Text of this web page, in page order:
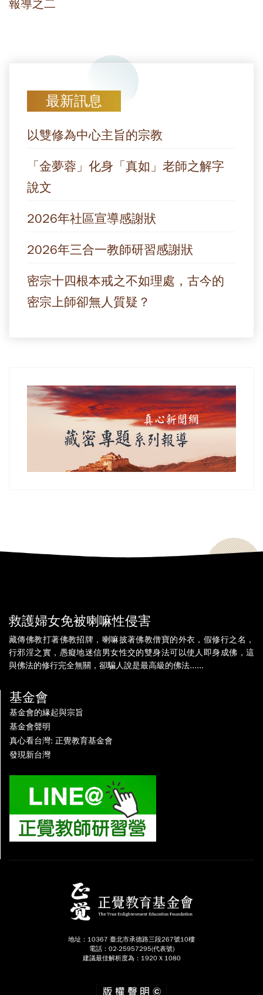
報導之二
最新訊息
以雙修為中心主旨的宗教
「金夢蓉」化身「真如」老師之解字
說文
2026年社區宣導感謝狀
2026年三合一教師研習感謝狀
密宗十四根本戒之不如理處，古今的
密宗上師卻無人質疑？
救護婦女免被喇嘛性侵害
藏傳佛教打著佛教招牌，喇嘛披著佛教僧寶的外衣，假修行之名，
行邪淫之實，愚癡地迷信男女性交的雙身法可以使人即身成佛，這
與佛法的修行完全無關，卻騙人說是最高級的佛法......
基金會
基金會的緣起與宗旨
基金會聲明
真心看台灣: 正覺教育基金會
發現新台灣
地址：10367 臺北市承德路三段267號10樓
電話：02-25957295(代表號)
建議最佳解析度為：1920 X 1080